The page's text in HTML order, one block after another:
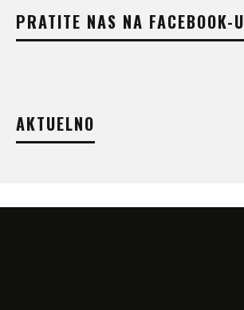
PRATITE NAS NA FACEBOOK-U
AKTUELNO